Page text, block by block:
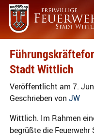
Stadt Wittlich
Veröffentlicht am 7.
Geschrieben von JW
Wittlich. Im Rahmen
begrüßte die